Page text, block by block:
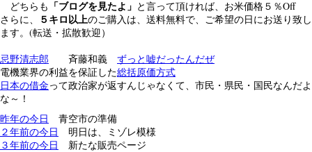
どちらも 「ブログを見たよ」 と言って頂ければ、お米価格５％Off
さらに、
５キロ以上のご購入は、送料無料で、ご希望の日にお送り致し
ます。(転送・拡散歓迎）
忌野清志郎 斉藤和義 ずっと嘘だったんだぜ
電機業界の利益を保証した総括原価方式
日本の借金って政治家が返すんじゃなくて、市民・県民・国民なんだよ
な～！
昨年の今日
青空市の準備
２年前の今日
明日は、ミゾレ模様
３年前の今日
新たな販売ページ